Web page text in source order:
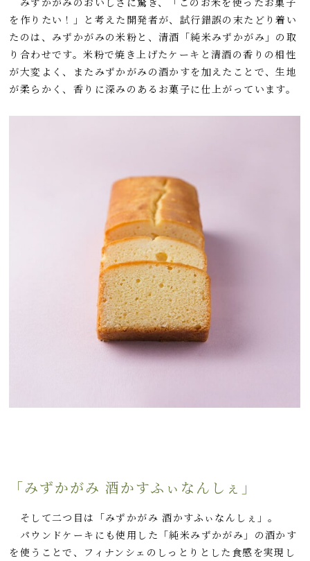
を作りたい！」と考えた開発者が、試行錯誤の末たどり着い
たのは、みずかがみの米粉と、清酒「純米みずかがみ」の取
り合わせです。米粉で焼き上げたケーキと清酒の香りの相性
が大変よく、またみずかがみの酒かすを加えたことで、生地
が柔らかく、香りに深みのあるお菓子に仕上がっています。
「みずかがみ 酒かすふぃなんしぇ」
そして二つ目は「みずかがみ 酒かすふぃなんしぇ」。
パウンドケーキにも使用した「純米みずかがみ」の酒かす
を使うことで、フィナンシェのしっとりとした食感を実現し